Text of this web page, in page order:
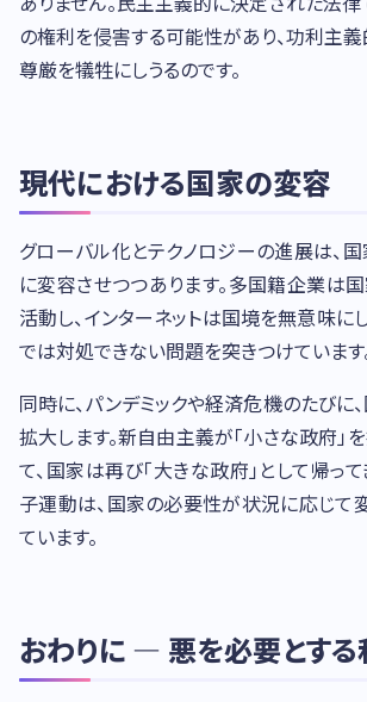
の権利を侵害する可能性があり、功利主
尊厳を犠牲にしうるのです。
現代における国家の変容
グローバル化とテクノロジーの進展は、
に変容させつつあります。多国籍企業は
活動し、インターネットは国境を無意味に
では対処できない問題を突きつけています
同時に、パンデミックや経済危機のたびに
拡大します。新自由主義が「小さな政府」
て、国家は再び「大きな政府」として帰っ
子運動は、国家の必要性が状況に応じて
ています。
おわりに — 悪を必要とする